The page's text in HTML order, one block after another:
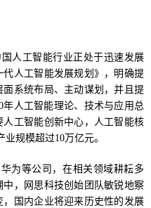
人工智能行业正处于迅速发展
人工智能发展规划》，明确提
系统布局、主动谋划，并且提
人工智能理论、技术与应用总
工智能创新中心，人工智能核
规模超过10万亿元。
为等公司，在相关领域耕耘多
，网思科技创始团队敏锐地察
国内企业将迎来历史性的发展